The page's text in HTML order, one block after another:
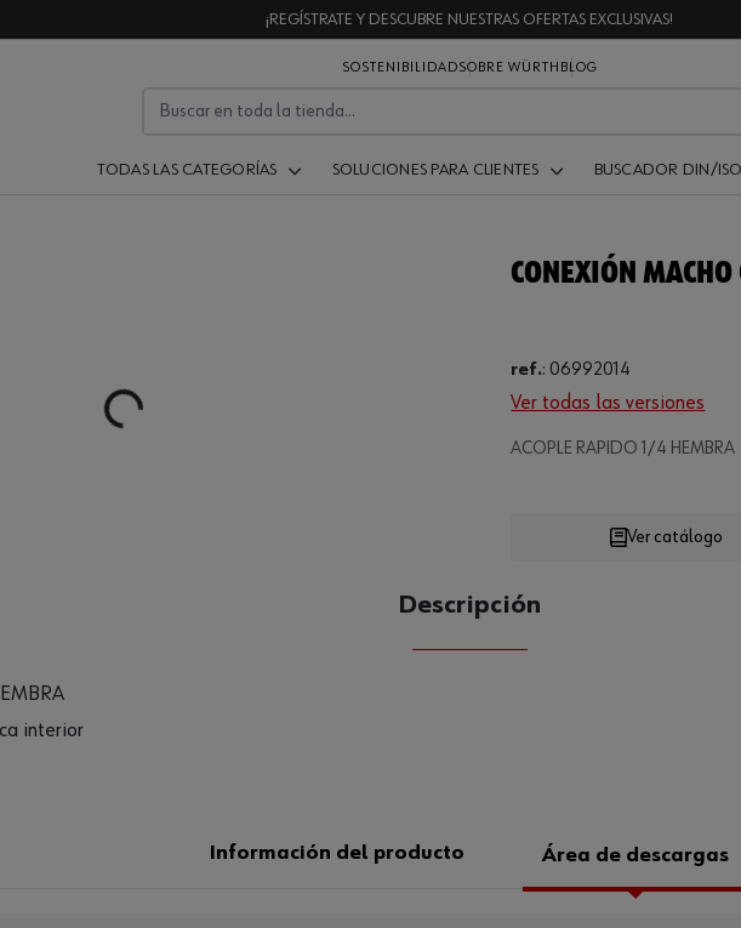
¡REGÍSTRATE Y DESCUBRE NUESTRAS OFERTAS EXCLUSIVAS!
SOSTENIBILIDADSOBRE WÜRTH BLOG
TODAS LAS CATEGORÍAS SOLUCIONES PARA CLIENTES BUSCADOR DIN/ISO
Loading...
CONEXIÓN
ref.: 06992014
Ver todas las versiones
ACOPLE RAPIDO 1/4 HEMBRA
Loading...
CANTIDAD
Ver catálogo
Descripción
interior
Información del producto Área de descargas